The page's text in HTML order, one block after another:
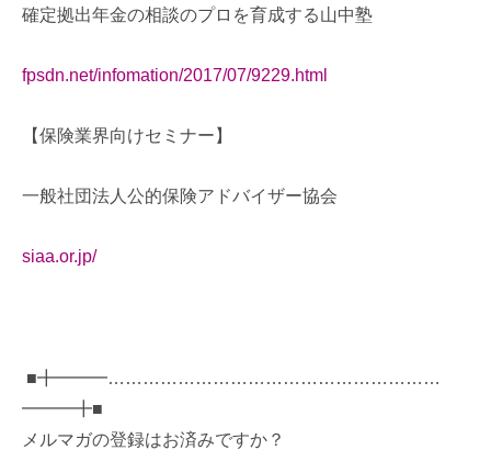
確定拠出年金の相談のプロを育成する山中塾
fpsdn.net/infomation/2017/07/9229.html
【保険業界向けセミナー】
一般社団法人公的保険アドバイザー協会
siaa.or.jp/
■╋━━━…………………………………………………
━━━╋■
メルマガの登録はお済みですか？